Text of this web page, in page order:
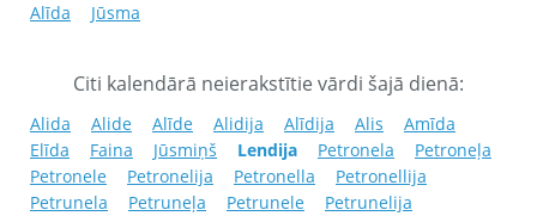
Alīda Jūsma
Citi kalendārā neierakstītie vārdi šajā dienā:
Alida Alide Alīde Alidija Alīdija Alis
Amīda
Elīda
Faina Jūsmiņš Lendija Petronela
Petroneļa
Petronele
Petronelija Petronella
Petronellija
Petrunela
Petruneļa Petrunele Petrunelija